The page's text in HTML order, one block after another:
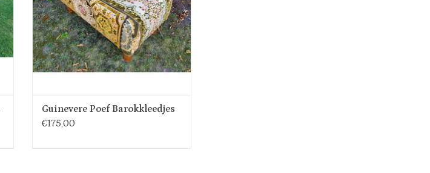
TOEVOEGEN AAN WINKELWAGEN
Guinevere Poef Barokkleedjes
€175,00